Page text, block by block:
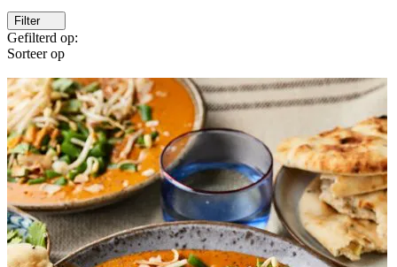
Filter
Gefilterd op:
Sorteer op